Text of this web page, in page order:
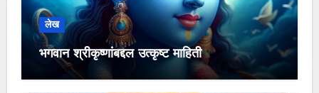
लेख
भगवान श्रीकृष्णांबद्दल उत्कृष्ट माहिती